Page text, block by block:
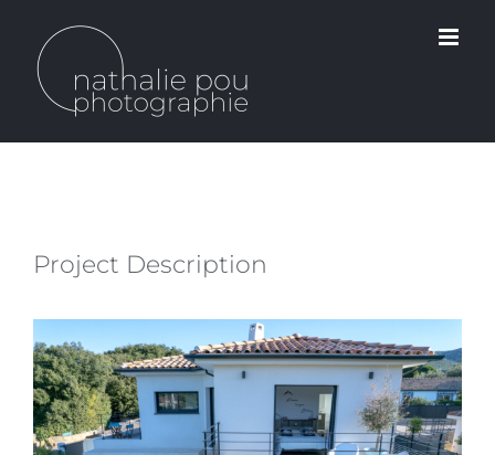
contenu
Project Description